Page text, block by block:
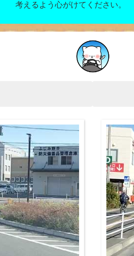
考えるよう心がけてください。